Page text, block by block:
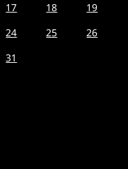
17 18
19
24 25
26
31